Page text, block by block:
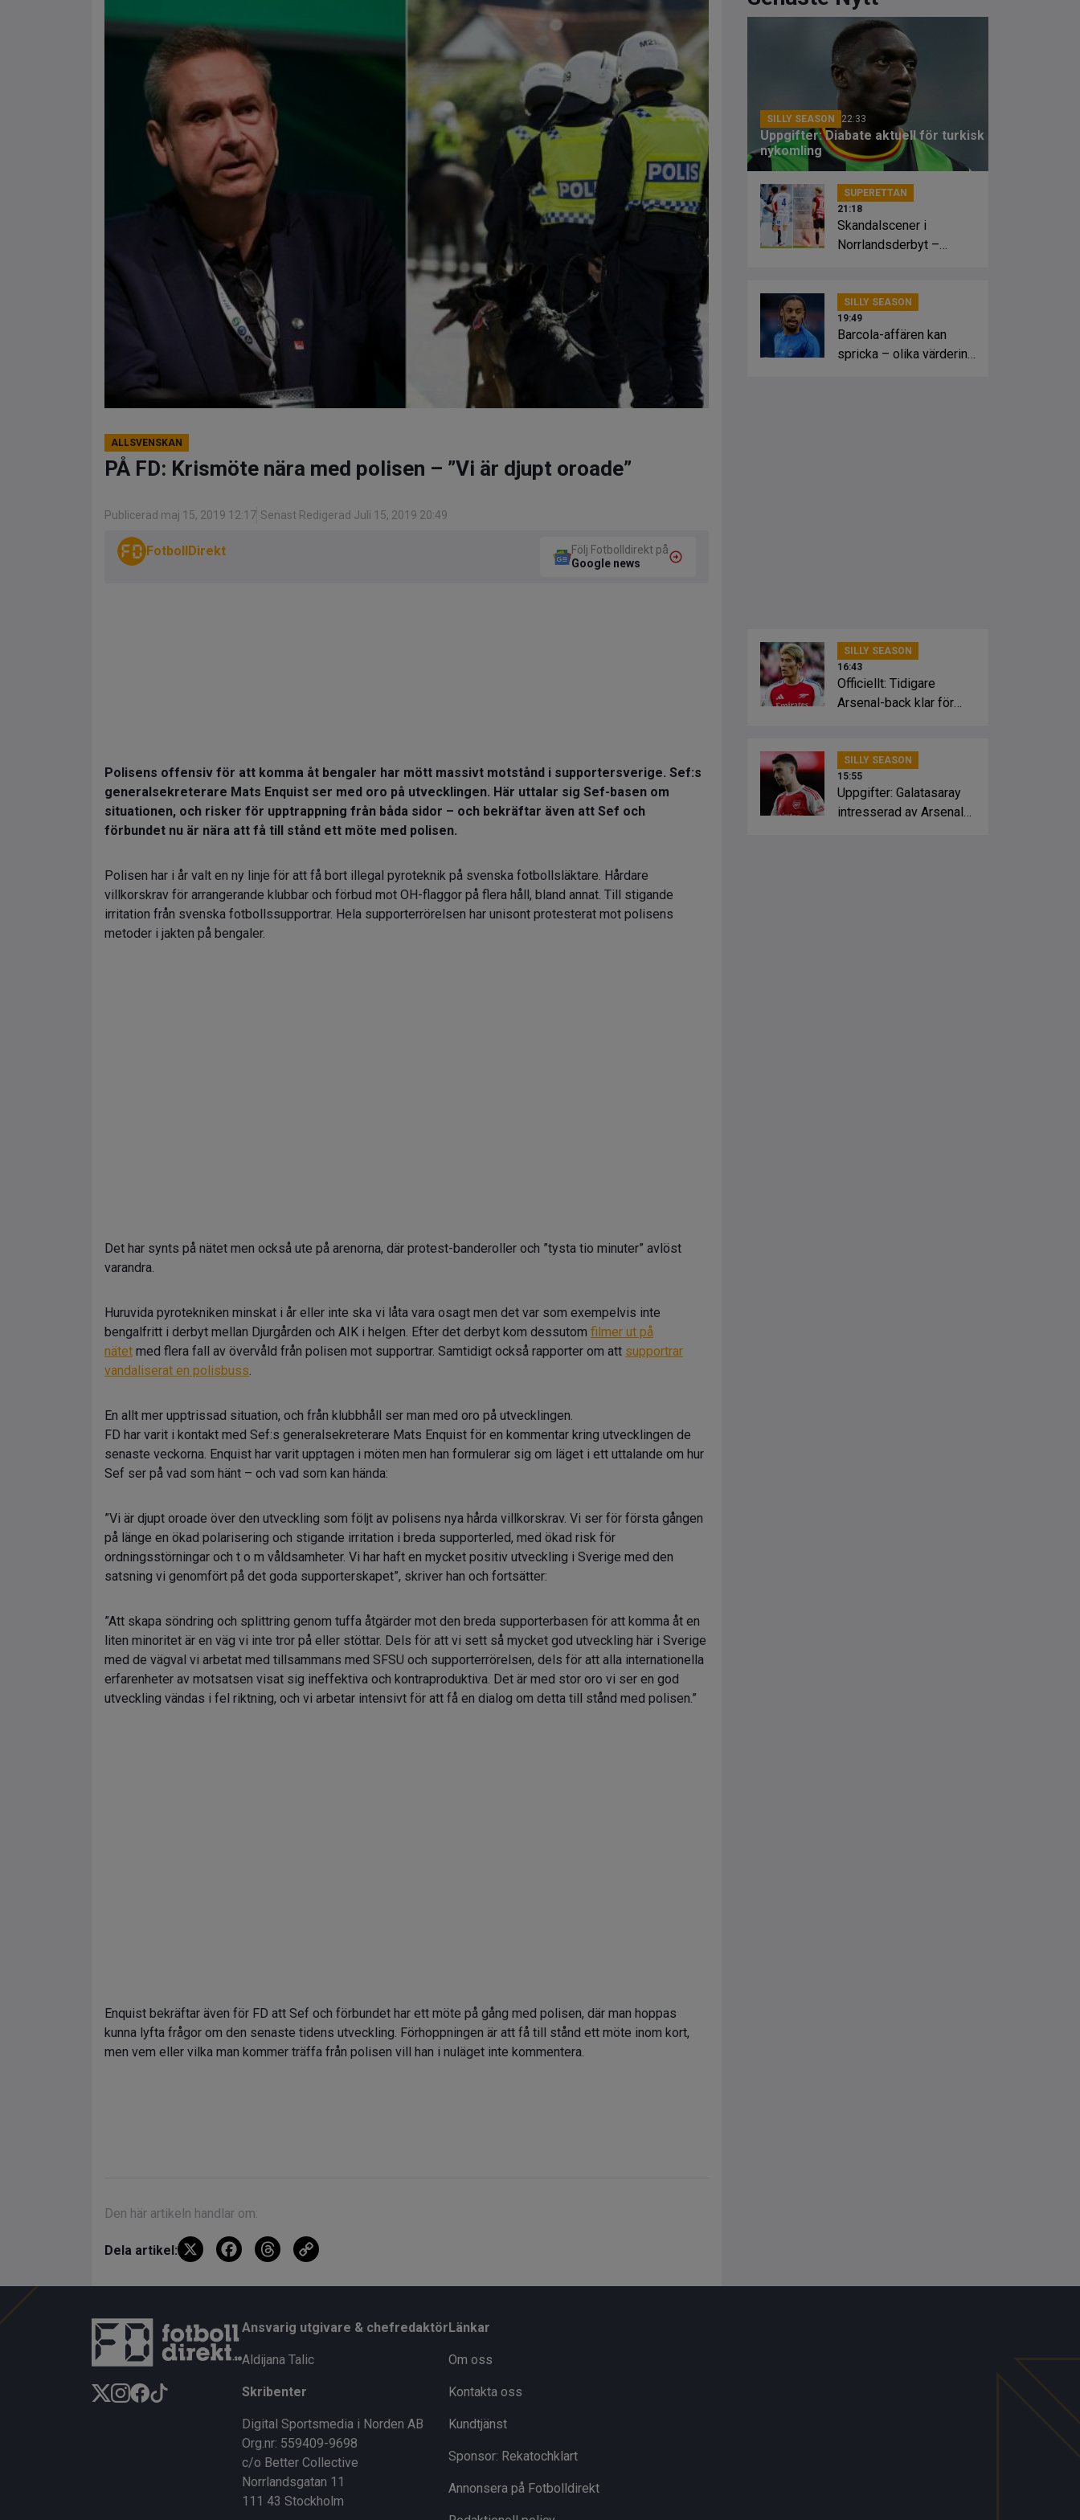
ALLSVENSKAN
PÅ FD: Krismöte nära med polisen – ”Vi är djupt oroade”
Publicerad maj 15, 2019 12:17 Senast Redigerad Juli 15, 2019 20:49
FotbollDirekt
Följ Fotbolldirekt på
Google news
Polisens offensiv för att komma åt bengaler har mött massivt motstånd i supportersverige. Sef:s
generalsekreterare Mats Enquist ser med oro på utvecklingen. Här uttalar sig Sef-basen om
situationen, och risker för upptrappning från båda sidor – och bekräftar även att Sef och
förbundet nu är nära att få till stånd ett möte med polisen.
Polisen har i år valt en ny linje för att få bort illegal pyroteknik på svenska fotbollsläktare. Hårdare
villkorskrav för arrangerande klubbar och förbud mot OH-flaggor på flera håll, bland annat. Till stigande
irritation från svenska fotbollssupportrar. Hela supporterrörelsen har unisont protesterat mot polisens
metoder i jakten på bengaler.
Det har synts på nätet men också ute på arenorna, där protest-banderoller och ”tysta tio minuter” avlöst
varandra.
Huruvida pyrotekniken minskat i år eller inte ska vi låta vara osagt men det var som exempelvis inte
bengalfritt i derbyt mellan Djurgården och AIK i helgen. Efter det derbyt kom dessutom filmer ut på
nätet med flera fall av övervåld från polisen mot supportrar. Samtidigt också rapporter om att supportrar
vandaliserat en polisbuss.
En allt mer upptrissad situation, och från klubbhåll ser man med oro på utvecklingen.
FD har varit i kontakt med Sef:s generalsekreterare Mats Enquist för en kommentar kring utvecklingen de
senaste veckorna. Enquist har varit upptagen i möten men han formulerar sig om läget i ett uttalande om hur
Sef ser på vad som hänt – och vad som kan hända:
”Vi är djupt oroade över den utveckling som följt av polisens nya hårda villkorskrav. Vi ser för första gången
på länge en ökad polarisering och stigande irritation i breda supporterled, med ökad risk för
ordningsstörningar och t o m våldsamheter. Vi har haft en mycket positiv utveckling i Sverige med den
satsning vi genomfört på det goda supporterskapet”, skriver han och fortsätter:
”Att skapa söndring och splittring genom tuffa åtgärder mot den breda supporterbasen för att komma åt en
liten minoritet är en väg vi inte tror på eller stöttar. Dels för att vi sett så mycket god utveckling här i Sverige
med de vägval vi arbetat med tillsammans med SFSU och supporterrörelsen, dels för att alla internationella
erfarenheter av motsatsen visat sig ineffektiva och kontraproduktiva. Det är med stor oro vi ser en god
utveckling vändas i fel riktning, och vi arbetar intensivt för att få en dialog om detta till stånd med polisen.”
Enquist bekräftar även för FD att Sef och förbundet har ett möte på gång med polisen, där man hoppas
kunna lyfta frågor om den senaste tidens utveckling. Förhoppningen är att få till stånd ett möte inom kort,
men vem eller vilka man kommer träffa från polisen vill han i nuläget inte kommentera.
Den här artikeln handlar om:
Dela artikel: X
F
b
o
k
T
a
d
Li
SILLY SEASON 22:33
Uppgifter: Diabate aktuell för turkisk
nykomling
SUPERETTAN
21:18
Skandalscener i
Norrlandsderbyt –
SILLY SEASON
19:49
Barcola-affären kan
spricka – olika värdering
SILLY SEASON
16:43
Officiellt: Tidigare
Arsenal-back klar för
SILLY SEASON
15:55
Uppgifter: Galatasaray
intresserad av Arsenal-
Ansvarig utgivare & chefredaktör
Aldijana Talic
Skribenter
Digital Sportsmedia i Norden AB
Org.nr: 559409-9698
c/o Better Collective
Norrlandsgatan 11
111 43 Stockholm
Länkar
Om oss
Kontakta oss
Kundtjänst
Sponsor: Rekatochklart
Annonsera på Fotbolldirekt